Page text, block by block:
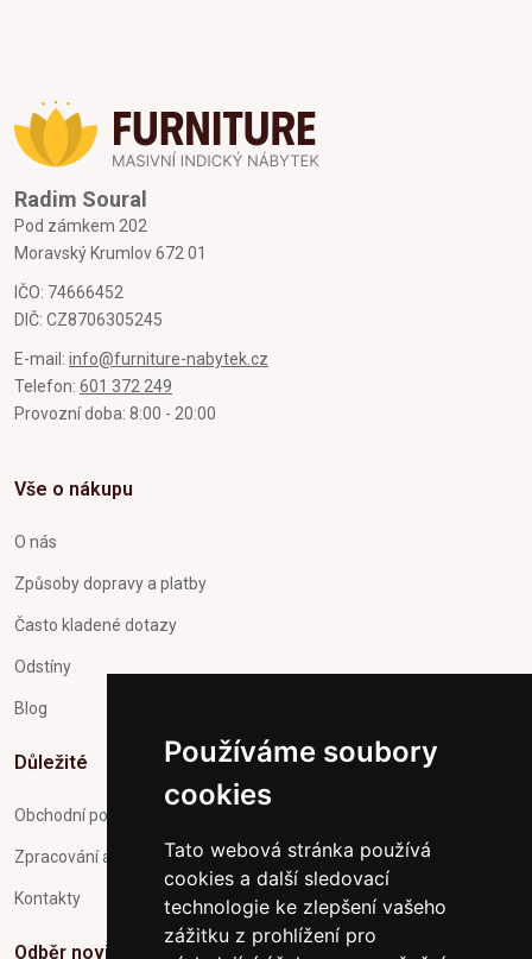
Používáme soubory
cookies
Tato webová stránka používá
cookies a další sledovací
technologie ke zlepšení vašeho
zážitku z prohlížení pro
Radim Soural
Pod zámkem 202
Moravský Krumlov 672 01
IČO: 74666452
DIČ: CZ8706305245
E-mail: info@furniture-nabytek.cz
Telefon: 601 372 249
Provozní doba: 8:00 - 20:00
Vše o nákupu
O nás
Způsoby dopravy a platby
Často kladené dotazy
Odstíny
Blog
Důležité
Obchodní podmínky
Zpracování a ochrana osobních údajů
Kontakty
Odběr novinek